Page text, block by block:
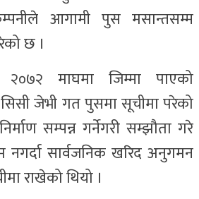
आगामी पुस मसान्तसम्म
छ ।
माघमा जिम्मा पाएको
जेभी गत पुसमा सूचीमा परेको
सम्पन्न गर्नेगरी सम्झौता गरे
नगर्दा सार्वजनिक खरिद अनुगमन
राखेको थियो ।